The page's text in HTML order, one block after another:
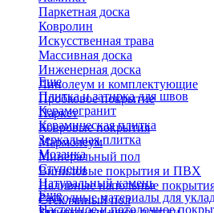
Паркетная доска
Ковролин
Искусственная трава
Массивная доска
Инженерная доска
Линолеум и комплектующие
Пробковое покрытие
Паркет
Ковровые покрытия
Мармолеум
Минеральный пол
Виниловые покрытия и ПВХ
Наливные напольные
Стеклянный пол
Еще
Плитка и затирка для швов
Керамогранит
Керамическая плитка
Зеркальная плитка
Мозаика
Ступени
Натуральный камень
Расходные материалы для
Еще
Настенное и потолочное